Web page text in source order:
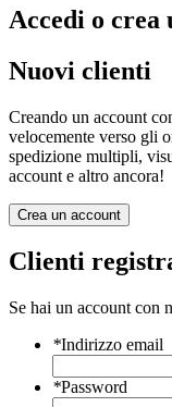
Accedi o crea
Nuovi clienti
Creando un account
velocemente verso gli
spedizione multipli,
account e altro ancora!
Crea un account
Clienti
Se hai un account con
*Indirizzo email
*Password